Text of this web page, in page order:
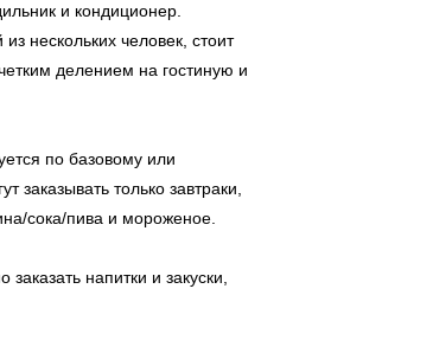
и кондиционер.
нескольких человек, стоит
делением на гостиную и
по базовому или
только завтраки,
сока/пива и мороженое.
напитки и закуски,